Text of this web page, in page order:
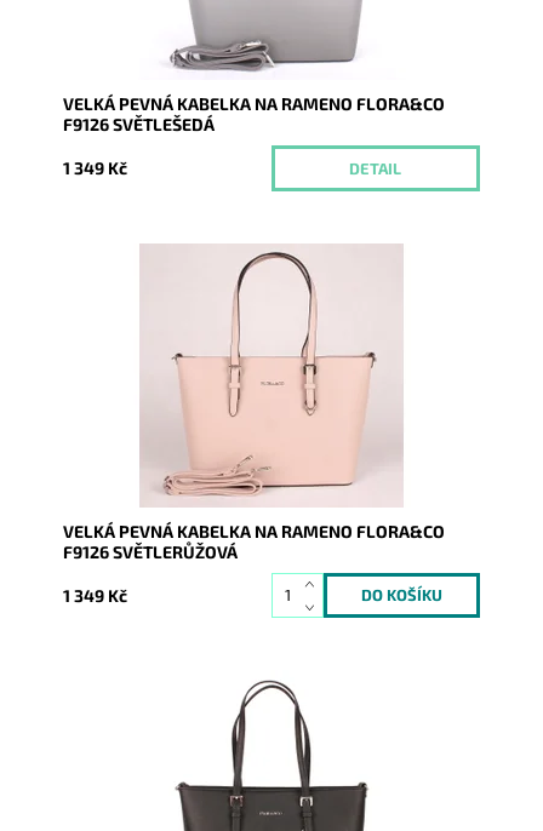
VELKÁ PEVNÁ KABELKA NA RAMENO FLORA&CO
F9126 SVĚTLEŠEDÁ
1 349 Kč DETAIL
Pevná velká elegantní kabelka do ruky i na rameno
značky FLORA&CO se stříbrnými doplňky.
Skladem
1430
FLORA&CO
VELKÁ PEVNÁ KABELKA NA RAMENO FLORA&CO
F9126 SVĚTLERŮŽOVÁ
1 349 Kč
Pevná velká elegantní kabelka do ruky i na rameno
značky FLORA&CO se stříbrnými doplňky.
Skladem
1429
FLORA&CO